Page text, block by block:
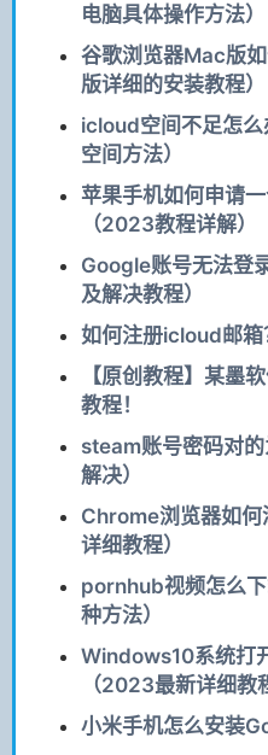
电脑具体操作方法）
谷歌浏览器Mac版
版详细的安装教程）
icloud空间不足怎
空间方法）
苹果手机如何申请
（2023教程详解）
Google账号无法登
及解决教程）
如何注册icloud邮箱
【原创教程】某墨
教程！
steam账号密码对
解决）
Chrome浏览器如
详细教程）
pornhub视频怎么
种方法）
Windows10系统打
（2023最新详细教
小米手机怎么安装